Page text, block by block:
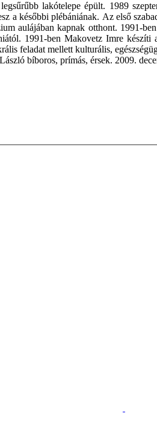
lakótelepe épült. 1989
a későbbi plébániának. Az első
aulájában kapnak otthont. 1991-
1991-ben Makovetz Imre
feladat mellett kulturális,
bíboros, prímás, érsek. 2009.